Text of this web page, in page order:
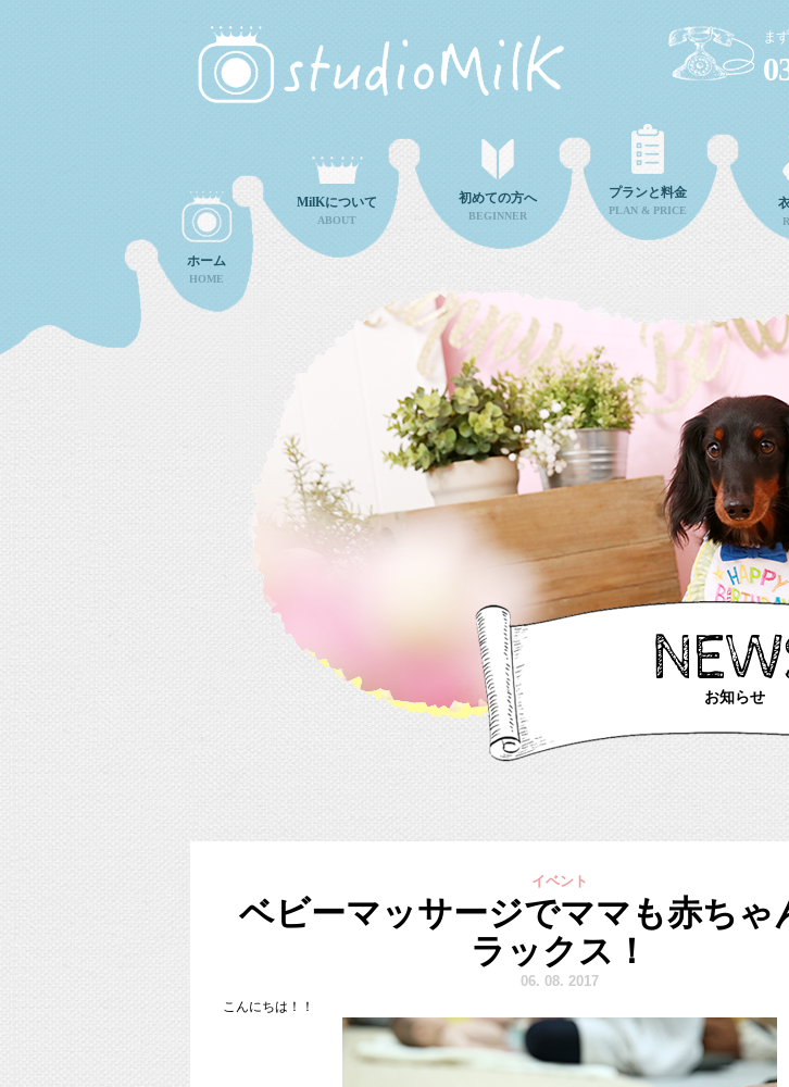
ま
ホーム
HOME
MilKについて
ABOUT
初めての方へ
BEGINNER
プランと料金
PLAN & PRICE
お知らせ
イベント
ベビーマッサージでママも赤ちゃ
ラックス！
6. 8. 2017
こんにちは！！